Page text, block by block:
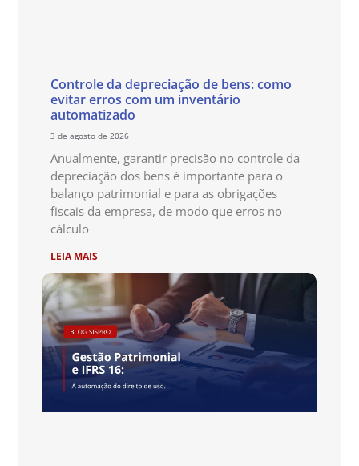
Controle da depreciação de bens: como
evitar erros com um inventário
automatizado
3 de agosto de 2026
Anualmente, garantir precisão no controle da
depreciação dos bens é importante para o
balanço patrimonial e para as obrigações
fiscais da empresa, de modo que erros no
cálculo
LEIA MAIS